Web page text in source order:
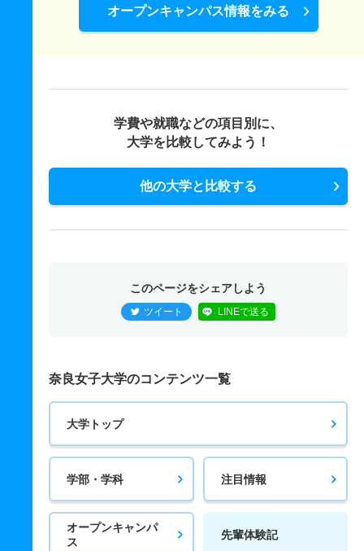
オープンキャンパス情報をみる
学費や就職などの項目別に、
大学を比較してみよう！
他の大学と比較する
このページをシェアしよう
ツイート LINEで送る
奈良女子大学のコンテンツ一覧
大学トップ
学部・学科 注目情報
オープンキャンパ
ス
先輩体験記